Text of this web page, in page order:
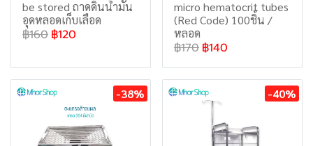
be stored ถาดดินน้ำมัน
อุดหลอดเก็บเลือด
฿160 ฿120
micro hematocrit tubes
(Red Code) 100ชิ้น /
หลอด
฿170 ฿140
-38% -40%